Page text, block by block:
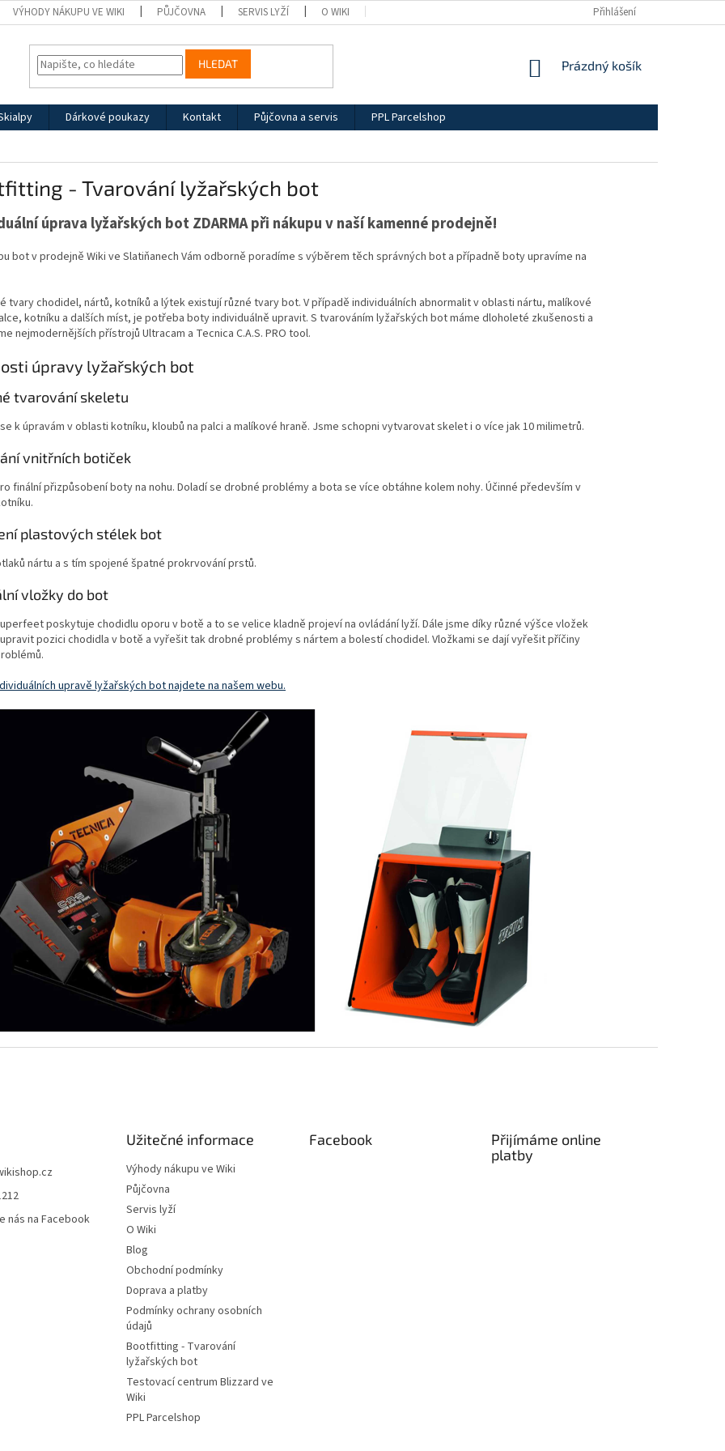
VÝHODY NÁKUPU VE WIKI PŮJČOVNA SERVIS LYŽÍ O WIKI DOPRAVA A PLATBY
Přihlášení
HLEDAT
NÁKUPNÍ
Prázdný košík
Dárkové poukazy Kontakt Půjčovna a servis PPL Parcelshop
- Tvarování lyžařských bot
úprava lyžařských bot ZDARMA při nákupu v naší kamenné prodejně!
bot v prodejně Wiki ve Slatiňanech Vám odborně poradíme s výběrem těch správných bot a případně boty upravíme na
tvary chodidel, nártů, kotníků a lýtek existují různé tvary bot. V případě individuálních abnormalit v oblasti nártu, malíkové
kotníku a dalších míst, je potřeba boty individuálně upravit. S tvarováním lyžařských bot máme dloholeté zkušenosti a
nejmodernějších přístrojů Ultracam a Tecnica C.A.S. PRO tool.
úpravy lyžařských bot
tvarování skeletu
k úpravám v oblasti kotníku, kloubů na palci a malíkové hraně. Jsme schopni vytvarovat skelet i o více jak 10 milimetrů.
vnitřních botiček
finální přizpůsobení boty na nohu. Doladí se drobné problémy a bota se více obtáhne kolem nohy. Účinné především v
plastových stélek bot
nártu a s tím spojené špatné prokrvování prstů.
vložky do bot
poskytuje chodidlu oporu v botě a to se velice kladně projeví na ovládání lyží. Dále jsme díky různé výšce vložek
pozici chodidla v botě a vyřešit tak drobné problémy s nártem a bolestí chodidel. Vložkami se dají vyřešit příčiny
upravě lyžařských bot najdete na našem webu.
nás na Facebook
Užitečné informace
Výhody nákupu ve Wiki
Půjčovna
Servis lyží
O Wiki
Blog
Obchodní podmínky
Doprava a platby
Podmínky ochrany osobních
údajů
Bootfitting - Tvarování
lyžařských bot
Testovací centrum Blizzard ve
Wiki
PPL Parcelshop
Facebook
Přijímáme online
platby